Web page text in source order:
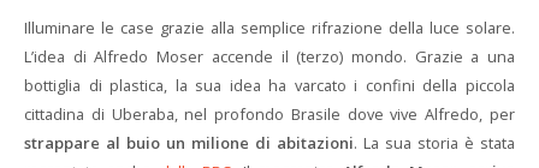
Illuminare le case grazie alla semplice rifrazione della luce solare.
L’idea di Alfredo Moser accende il (terzo) mondo. Grazie a una
bottiglia di plastica, la sua idea ha varcato i confini della piccola
cittadina di Uberaba, nel profondo Brasile dove vive Alfredo, per
strappare al buio un milione di abitazioni. La sua storia è stata